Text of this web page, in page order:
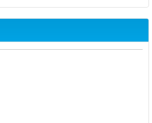
toàn dân cho trẻ em dưới 6 tuổi